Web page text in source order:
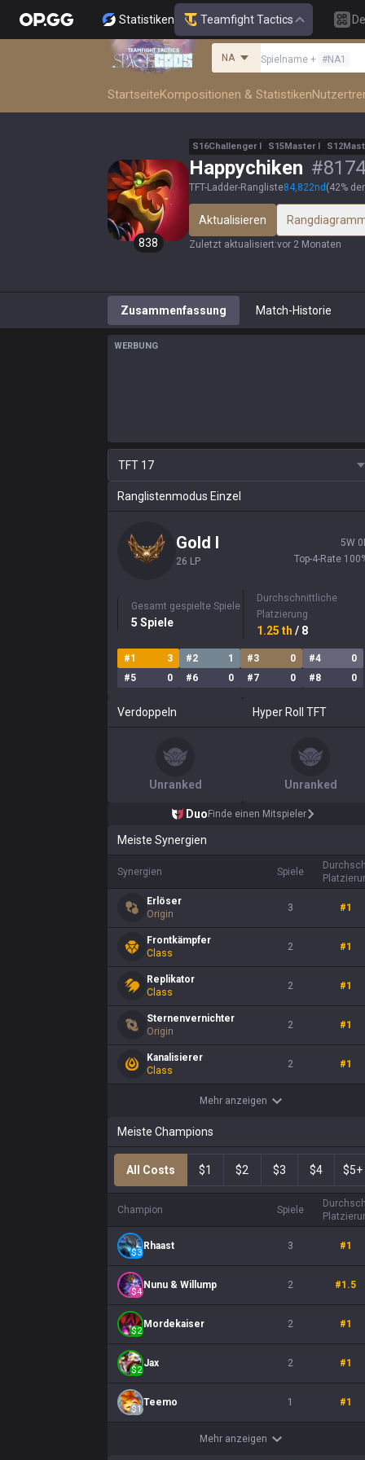
Statistiken Teamfight Tactics
NA Spielname + #NA1
StartseiteKompositionen & Statistiken
838
S16Challenger I S15Master I S12
Happychiken #8174
TFT-Ladder-Rangliste84,822nd (42%
Aktualisieren
Zuletzt aktualisiert:vor 2 Monaten
Zusammenfassung Match-Historie
WERBUNG
TFT 17
Ranglistenmodus Einzel
Gold I
26 LP
5W 0
Top-4-Rate 100
Gesamt gespielte Spiele
5 Spiele
Durchschnittliche
Platzierung
1.25 th / 8
#1 3 #2 1 #3 0 #4
0
#5 0 #6 0 #7 0 #8 0
Verdoppeln
Unranked
Hyper Roll TFT
Unranked
Duo Finde einen Mitspieler
Meiste Synergien
Synergien Spiele
Erlöser
Origin
3 #1
Frontkämpfer
Class
2 #1
Replikator
Class
2 #1
Sternenvernichter
Origin
2 #1
Kanalisierer
Class
2 #1
Mehr anzeigen
Meiste Champions
All Costs $1 $2 $3 $4 $5+
Champion Spiele
$3
Rhaast 3 #1
$4
Nunu & Willump 2 #1.5
$2
Mordekaiser 2 #1
$2
Jax 2 #1
$1
Teemo 1 #1
Mehr anzeigen